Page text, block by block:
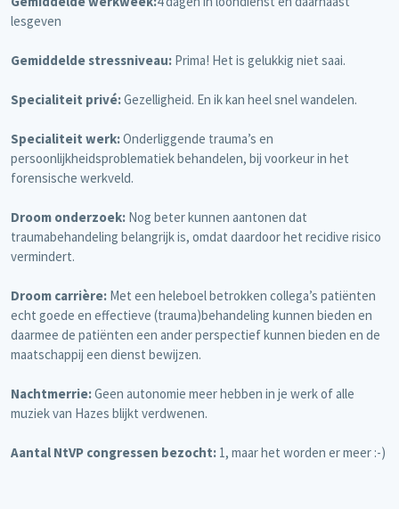
lesgeven
Gemiddelde stressniveau: Prima! Het is gelukkig niet saai.
Specialiteit privé:Gezelligheid. En ik kan heel snel wandelen.
Specialiteit werk:Onderliggende trauma’s en
persoonlijkheidsproblematiek behandelen, bij voorkeur in het
forensische werkveld.
Droom onderzoek: Nog beter kunnen aantonen dat
traumabehandeling belangrijk is, omdat daardoor het recidive risico
vermindert.
Droom carrière: Met een heleboel betrokken collega’s patiënten
echt goede en effectieve (trauma)behandeling kunnen bieden en
daarmee de patiënten een ander perspectief kunnen bieden en de
maatschappij een dienst bewijzen.
Nachtmerrie:Geen autonomie meer hebben in je werk of alle
muziek van Hazes blijkt verdwenen.
Aantal NtVP congressen bezocht: 1, maar het worden er meer :-)